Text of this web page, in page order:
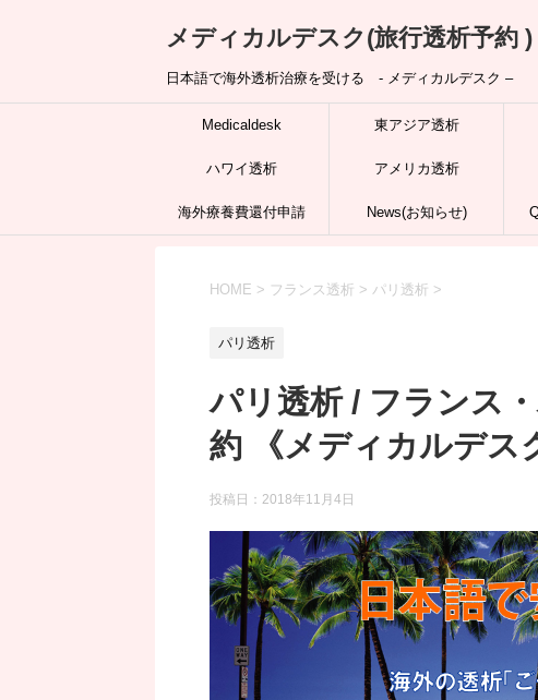
メディカルデスク(旅行透析予約 )
日本語で海外透析治療を受ける - メディカルデスク –
Medicaldesk 東アジア透析
ハワイ透析 アメリカ透析
海外療養費還付申請 News(お知らせ)
HOME > フランス透析 > パリ透析 >
パリ透析
パリ透析 / フランス
約 《メディカルデス
投稿日： 2018年11月4日